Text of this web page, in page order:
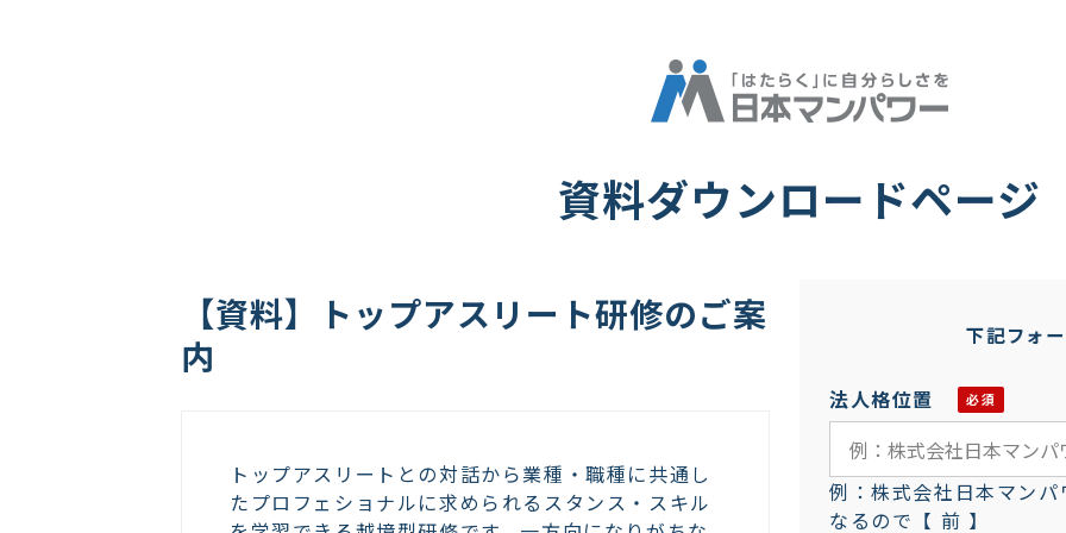
資料ダウンロードページ
【資料】トップアスリート研修のご案
内
トップアスリートとの対話から業種・職種に共通し
たプロフェショナルに求められるスタンス・スキル
下記フォ
法人格位置
例：株式会社日本マン
なるので【 前 】